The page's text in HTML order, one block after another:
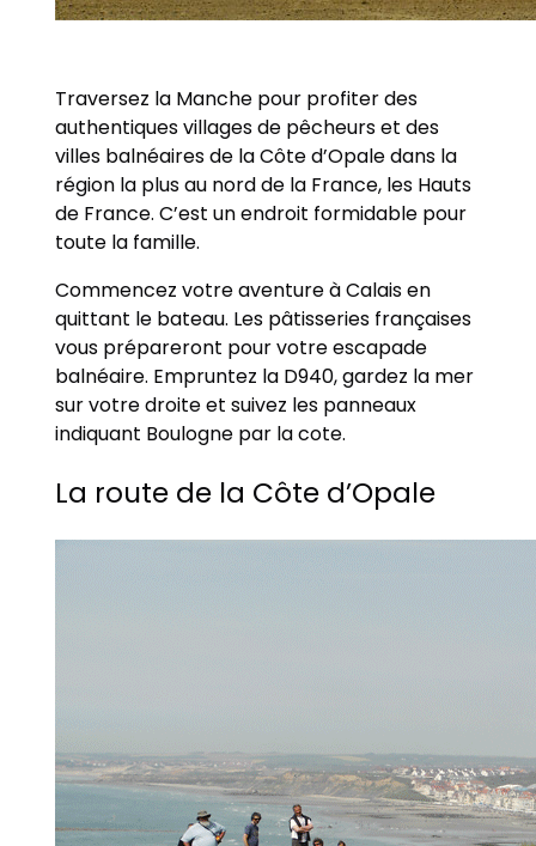
Traversez la Manche pour profiter des
authentiques villages de pêcheurs et des
villes balnéaires de la Côte d’Opale dans la
région la plus au nord de la France, les Hauts
de France. C’est un endroit formidable pour
toute la famille.
Commencez votre aventure à Calais en
quittant le bateau. Les pâtisseries françaises
vous prépareront pour votre escapade
balnéaire. Empruntez la D940, gardez la mer
sur votre droite et suivez les panneaux
indiquant Boulogne par la cote.
La route de la Côte d’Opale